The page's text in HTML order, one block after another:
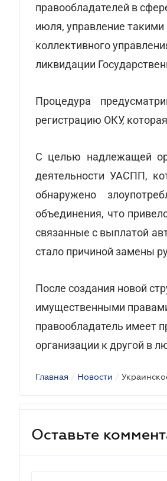
правообладателей в
июля, управление
коллективного
ликвидации
Процедура
регистрацию ОКУ,
С целью надлежащей
деятельности УАСПП,
обнаружено
объединения, что
связанные с выплатой
стало причиной замены
После создания новой
имущественными
правообладатель имеет
организации к другой в
Главная / Новости /
Оставьте